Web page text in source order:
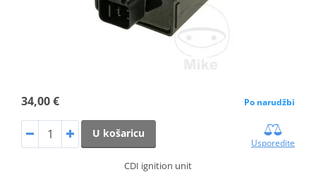
34,00 € Po narudžbi
U košaricu
Usporedite
CDI ignition unit